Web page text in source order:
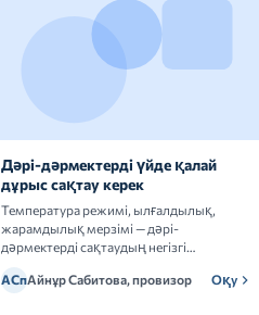
Дәрі-дәрмектерді үйде қалай
дұрыс сақтау керек
Температура режимі, ылғалдылық,
жарамдылық мерзімі — дәрі-
дәрмектерді сақтаудың негізгі
АСпАйнұр Сабитова, провизор Оқу